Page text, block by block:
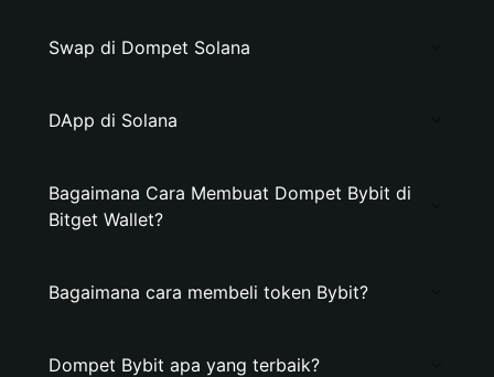
Swap di Dompet Solana
DApp di Solana
Bagaimana Cara Membuat Dompet Bybit di
Bitget Wallet?
Bagaimana cara membeli token Bybit?
Dompet Bybit apa yang terbaik?